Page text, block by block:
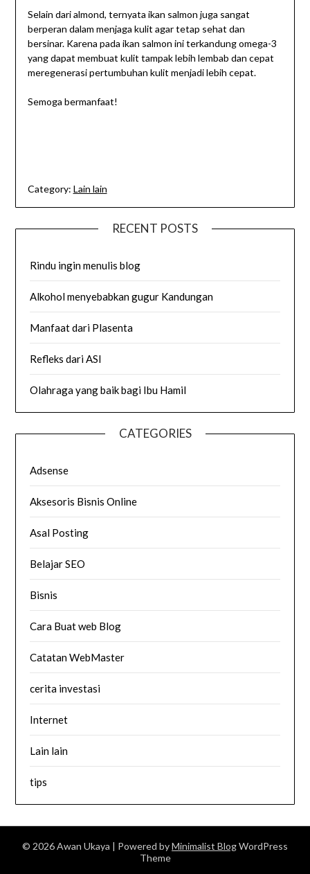
Selain dari almond, ternyata ikan salmon juga sangat
berperan dalam menjaga kulit agar tetap sehat dan
bersinar. Karena pada ikan salmon ini terkandung omega-3
yang dapat membuat kulit tampak lebih lembab dan cepat
meregenerasi pertumbuhan kulit menjadi lebih cepat.
Semoga bermanfaat!
Category: Lain lain
RECENT POSTS
Rindu ingin menulis blog
Alkohol menyebabkan gugur Kandungan
Manfaat dari Plasenta
Refleks dari ASI
Olahraga yang baik bagi Ibu Hamil
CATEGORIES
Adsense
Aksesoris Bisnis Online
Asal Posting
Belajar SEO
Bisnis
Cara Buat web Blog
Catatan WebMaster
cerita investasi
Internet
Lain lain
tips
© 2026 Awan Ukaya | Powered byMinimalist BlogWordPress
Theme